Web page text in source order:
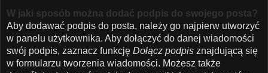
W jaki sposób można dodać podpis do swojego posta?
Aby dodawać podpis do posta, należy go najpierw utworzyć
w panelu użytkownika. Aby dołączyć do danej wiadomości
swój podpis, zaznacz funkcję Dołącz podpis znajdującą się
w formularzu tworzenia wiadomości. Możesz także